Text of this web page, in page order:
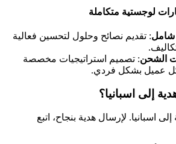
لوجستية متكاملة
: تقديم نصائح وحلول لتحسين فعالية
الشحن: تصميم استراتيجيات مخصصة
كل عميل بشكل فردي.
إلى اسبانيا؟
اسبانيا. لإرسال هدية بنجاح، اتبع